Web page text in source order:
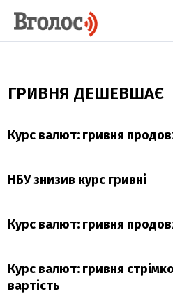
ГРИВНЯ ДЕШЕВШАЄ
Курс валют: гривня
НБУ знизив курс гривні
Курс валют: гривня
Курс валют: гривня
вартість